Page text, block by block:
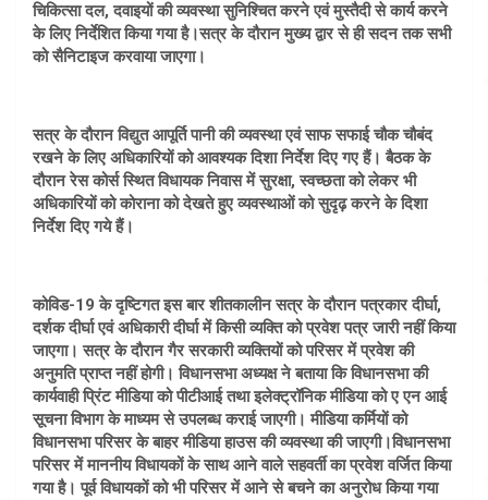
चिकित्सा दल, दवाइयों की व्यवस्था सुनिश्चित करने एवं मुस्तैदी से कार्य करने
के लिए निर्देशित किया गया है।सत्र के दौरान मुख्य द्वार से ही सदन तक सभी
को सैनिटाइज करवाया जाएगा।
सत्र के दौरान विद्युत आपूर्ति पानी की व्यवस्था एवं साफ सफाई चौक चौबंद
रखने के लिए अधिकारियों को आवश्यक दिशा निर्देश दिए गए हैं। बैठक के
दौरान रेस कोर्स स्थित विधायक निवास में सुरक्षा, स्वच्छता को लेकर भी
अधिकारियों को कोराना को देखते हुए व्यवस्थाओं को सुदृढ़ करने के दिशा
निर्देश दिए गये हैं।
कोविड-19 के दृष्टिगत इस बार शीतकालीन सत्र के दौरान पत्रकार दीर्घा,
दर्शक दीर्घा एवं अधिकारी दीर्घा में किसी व्यक्ति को प्रवेश पत्र जारी नहीं किया
जाएगा। सत्र के दौरान गैर सरकारी व्यक्तियों को परिसर में प्रवेश की
अनुमति प्राप्त नहीं होगी। विधानसभा अध्यक्ष ने बताया कि विधानसभा की
कार्यवाही प्रिंट मीडिया को पीटीआई तथा इलेक्ट्रॉनिक मीडिया को ए एन आई
सूचना विभाग के माध्यम से उपलब्ध कराई जाएगी। मीडिया कर्मियों को
विधानसभा परिसर के बाहर मीडिया हाउस की व्यवस्था की जाएगी।विधानसभा
परिसर में माननीय विधायकों के साथ आने वाले सहवर्ती का प्रवेश वर्जित किया
गया है। पूर्व विधायकों को भी परिसर में आने से बचने का अनुरोध किया गया